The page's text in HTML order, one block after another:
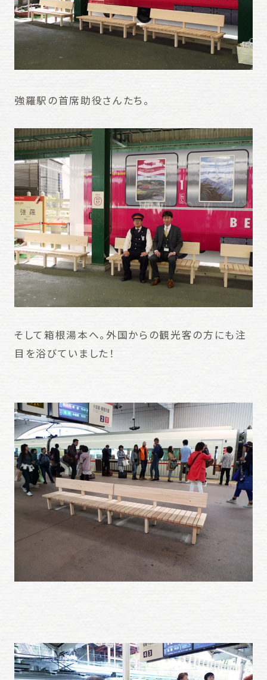
強羅駅の首席助役さんたち。
そして箱根湯本へ。外国からの観光客の方にも注
目を浴びていました！